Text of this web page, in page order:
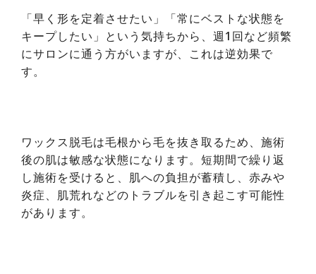
「早く形を定着させたい」「常にベストな状態を
キープしたい」という気持ちから、週1回など頻繁
にサロンに通う方がいますが、これは逆効果で
す。
ワックス脱毛は毛根から毛を抜き取るため、施術
後の肌は敏感な状態になります。短期間で繰り返
し施術を受けると、肌への負担が蓄積し、赤みや
炎症、肌荒れなどのトラブルを引き起こす可能性
があります。